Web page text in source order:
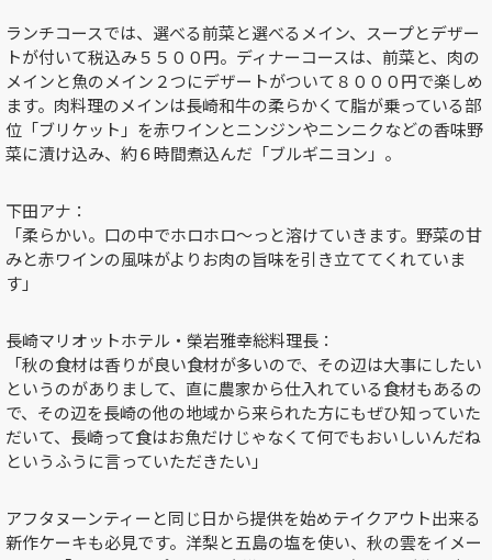
ランチコースでは、選べる前菜と選べるメイン、スープとデザー
トが付いて税込み５５００円。ディナーコースは、前菜と、肉の
メインと魚のメイン２つにデザートがついて８０００円で楽しめ
ます。肉料理のメインは長崎和牛の柔らかくて脂が乗っている部
位「ブリケット」を赤ワインとニンジンやニンニクなどの香味野
菜に漬け込み、約６時間煮込んだ「ブルギニヨン」。
下田アナ：
「柔らかい。口の中でホロホロ～っと溶けていきます。野菜の甘
みと赤ワインの風味がよりお肉の旨味を引き立ててくれていま
す」
長崎マリオットホテル・榮岩雅幸総料理長：
「秋の食材は香りが良い食材が多いので、その辺は大事にしたい
というのがありまして、直に農家から仕入れている食材もあるの
で、その辺を長崎の他の地域から来られた方にもぜひ知っていた
だいて、長崎って食はお魚だけじゃなくて何でもおいしいんだね
というふうに言っていただきたい」
アフタヌーンティーと同じ日から提供を始めテイクアウト出来る
新作ケーキも必見です。洋梨と五島の塩を使い、秋の雲をイメー